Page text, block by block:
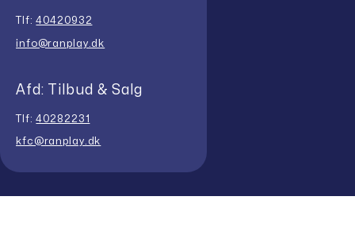
Tlf:40420932
info@ranplay.dk
Afd: Tilbud & Salg
Tlf:40282231
kfc@ranplay.dk